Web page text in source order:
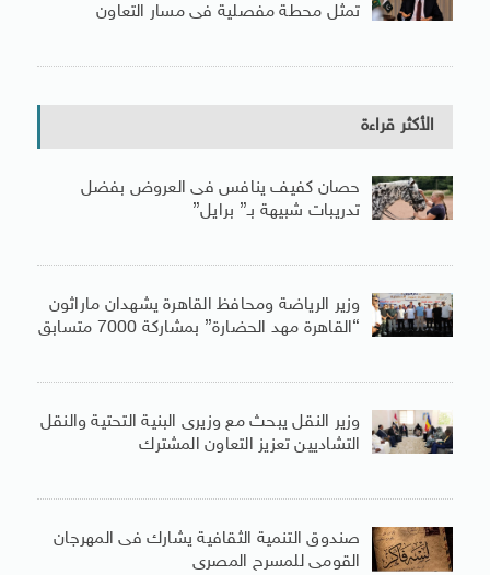
تمثل محطة مفصلية فى مسار التعاون
الأكثر قراءة
حصان كفيف ينافس فى العروض بفضل
تدريبات شبيهة بـ” برايل”
وزير الرياضة ومحافظ القاهرة يشهدان ماراثون
“القاهرة مهد الحضارة” بمشاركة 7000 متسابق
وزير النقل يبحث مع وزيرى البنية التحتية والنقل
التشاديين تعزيز التعاون المشترك
صندوق التنمية الثقافية يشارك فى المهرجان
القومى للمسرح المصرى